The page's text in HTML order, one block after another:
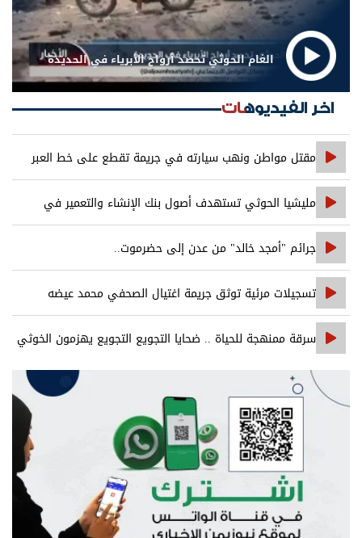
الغام الحوثي تحصد أرواح الأبرياء في الحديدة
اخر الفيديوهات
مقتل مواطن ونهب سيارته في جريمة تقطع على خط العبر
مليشيا الحوثي تستهدف أصول بنك الإنشاء والتعمير في
صنعاء
جرائم "أمجد خالد" من عدن إلى حضرموت..
تسجيلات مرئية توثق جريمة اغتيال الصحفي محمد عيضه
سرقة ممنهجة للحياة .. ضحايا التجويع التجويع يهزمون الخوثي